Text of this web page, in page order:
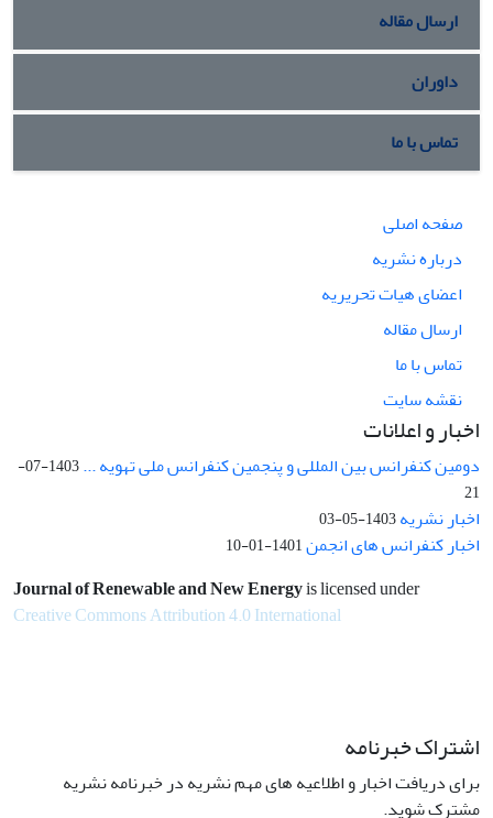
ارسال مقاله
داوران
تماس با ما
صفحه اصلی
درباره نشریه
اعضای هیات تحریریه
ارسال مقاله
تماس با ما
نقشه سایت
اخبار و اعلانات
دومین کنفرانس بین المللی و پنجمین کنفرانس ملی تهویه ...
1403-07-
21
اخبار نشریه1403-05-03
اخبار کنفرانس های انجمن1401-01-10
Journal of Renewable and New Energyis licensed under
Creative Commons Attribution 4.0 International
اشتراک خبرنامه
برای دریافت اخبار و اطلاعیه های مهم نشریه در خبرنامه نشریه
مشترک شوید.